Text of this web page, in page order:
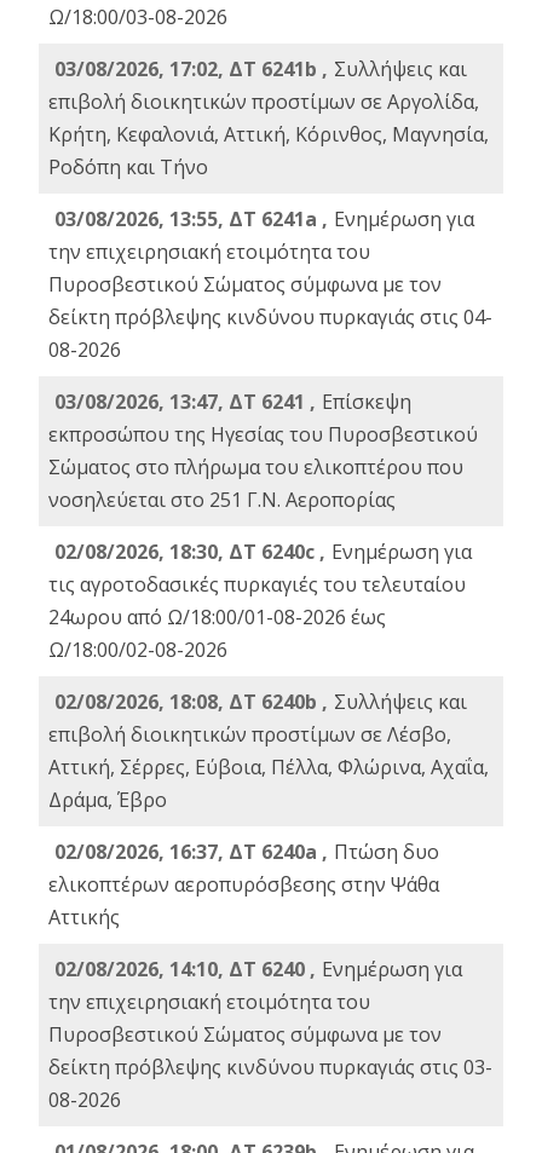
Ω/18:00/03-08-2026
03/08/2026, 17:02, ΔΤ 6241b , Συλλήψεις και
επιβολή διοικητικών προστίμων σε Αργολίδα,
Κρήτη, Κεφαλονιά, Αττική, Κόρινθος, Μαγνησία,
Ροδόπη και Τήνο
03/08/2026, 13:55, ΔΤ 6241a , Ενημέρωση για
την επιχειρησιακή ετοιμότητα του
Πυροσβεστικού Σώματος σύμφωνα με τον
δείκτη πρόβλεψης κινδύνου πυρκαγιάς στις 04-
08-2026
03/08/2026, 13:47, ΔΤ 6241 , Επίσκεψη
εκπροσώπου της Ηγεσίας του Πυροσβεστικού
Σώματος στο πλήρωμα του ελικοπτέρου που
νοσηλεύεται στο 251 Γ.Ν. Αεροπορίας
02/08/2026, 18:30, ΔΤ 6240c , Ενημέρωση για
τις αγροτοδασικές πυρκαγιές του τελευταίου
24ωρου από Ω/18:00/01-08-2026 έως
Ω/18:00/02-08-2026
02/08/2026, 18:08, ΔΤ 6240b , Συλλήψεις και
επιβολή διοικητικών προστίμων σε Λέσβο,
Αττική, Σέρρες, Εύβοια, Πέλλα, Φλώρινα, Αχαΐα,
Δράμα, Έβρο
02/08/2026, 16:37, ΔΤ 6240a , Πτώση δυο
ελικοπτέρων αεροπυρόσβεσης στην Ψάθα
Αττικής
02/08/2026, 14:10, ΔΤ 6240 , Ενημέρωση για
την επιχειρησιακή ετοιμότητα του
Πυροσβεστικού Σώματος σύμφωνα με τον
δείκτη πρόβλεψης κινδύνου πυρκαγιάς στις 03-
08-2026